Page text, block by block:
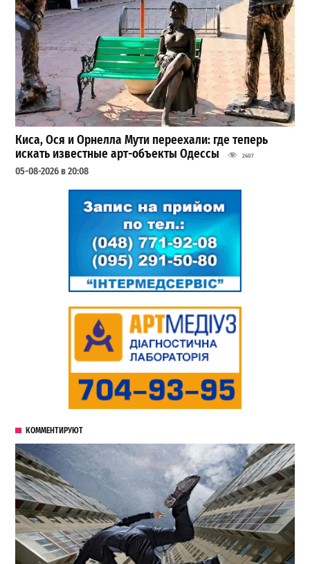
Киса, Ося и Орнелла Мути переехали: где теперь
искать известные арт-объекты Одессы
2407
05-08-2026 в 20:08
КОММЕНТИРУЮТ